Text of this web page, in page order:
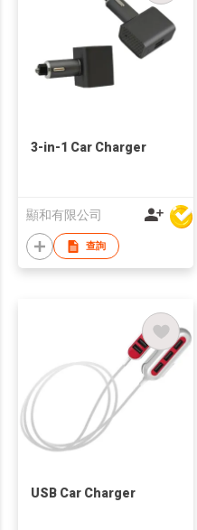
3-in-1 Car Charger
顯和有限公司
查詢
USB Car Charger